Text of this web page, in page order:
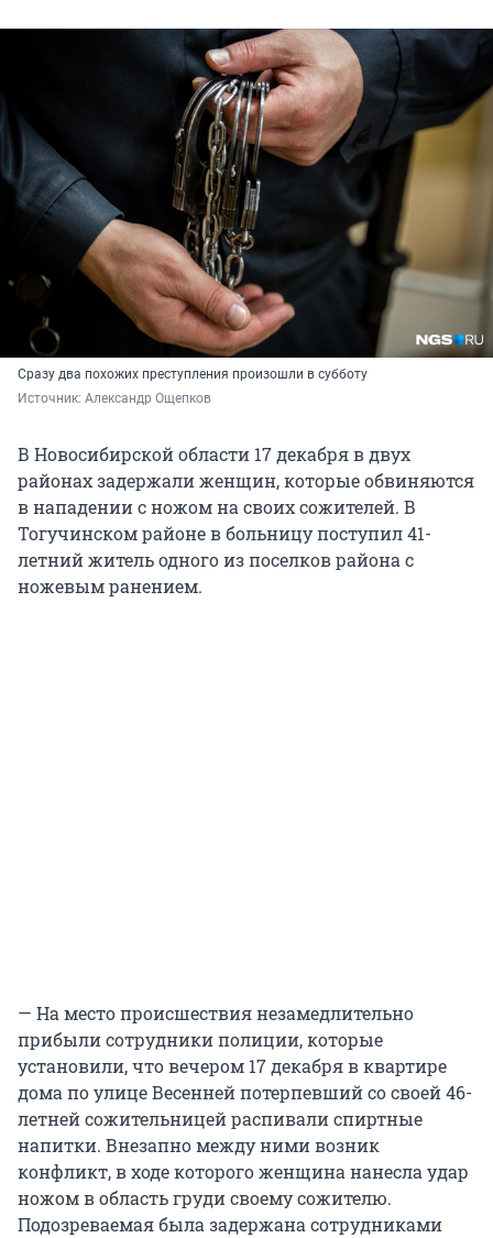
Сразу два похожих преступления произошли в субботу
Источник: Александр Ощепков
В Новосибирской области 17 декабря в двух
районах задержали женщин, которые обвиняются
в нападении с ножом на своих сожителей. В
Тогучинском районе в больницу поступил 41-
летний житель одного из поселков района с
ножевым ранением.
— На место происшествия незамедлительно
прибыли сотрудники полиции, которые
установили, что вечером 17 декабря в квартире
дома по улице Весенней потерпевший со своей 46-
летней сожительницей распивали спиртные
напитки. Внезапно между ними возник
конфликт, в ходе которого женщина нанесла удар
ножом в область груди своему сожителю.
Подозреваемая была задержана сотрудниками